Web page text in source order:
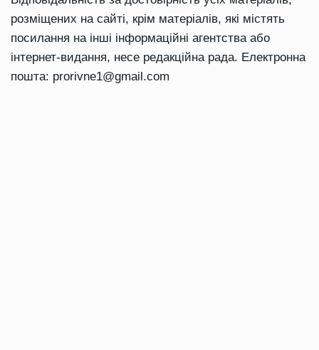
розміщених на сайті, крім матеріалів, які містять
посилання на інші інформаційні агентства або
інтернет-видання, несе редакційна рада. Електронна
пошта: prorivne1@gmail.com